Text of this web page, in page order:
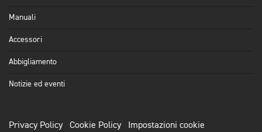
Manuali
Accessori
Abbigliamento
Notizie ed eventi
Privacy Policy Cookie Policy Impostazioni cookie